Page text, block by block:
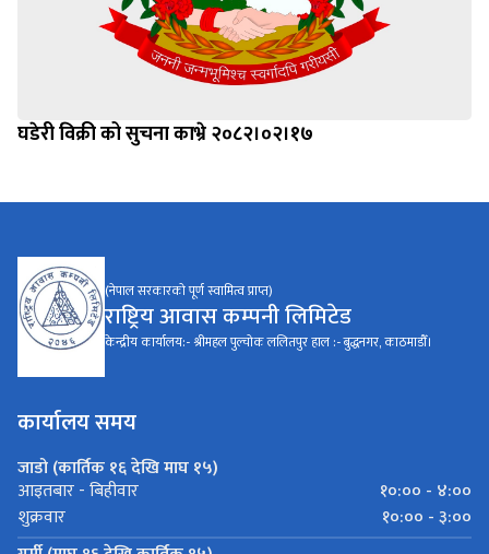
घडेरी विक्री को सुचना काभ्रे २०८२।०२।१७
(नेपाल सरकारको पूर्ण स्वामित्व प्राप्त)
राष्ट्रिय आवास कम्पनी लिमिटेड
केन्द्रीय कार्यालय:- श्रीमहल पुल्चोक ललितपुर हाल :- बुद्धनगर, काठमाडौँ।
कार्यालय समय
जाडो (कार्तिक १६ देखि माघ १५)
आइतबार - बिहीवार
१०:०० - ४:००
शुक्रवार
१०:०० - ३:००